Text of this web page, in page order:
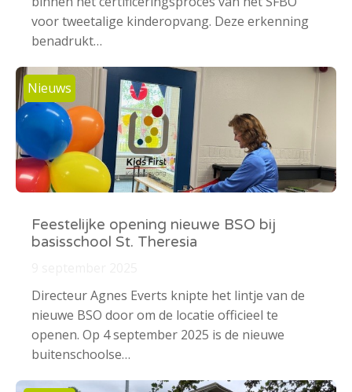
voor tweetalige kinderopvang. Deze erkenning
benadrukt…
Nieuws
Feestelijke opening nieuwe BSO bij
basisschool St. Theresia
Directeur Agnes Everts knipte het lintje van de
nieuwe BSO door om de locatie officieel te
openen. Op 4 september 2025 is de nieuwe
buitenschoolse…